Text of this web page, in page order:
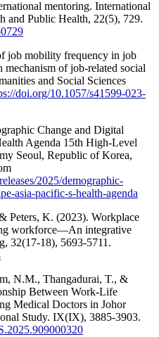
mentoring. International
and Public Health, 22(5), 729.
job mobility frequency in job
mechanism of job-related social
and Social Sciences
doi.org/10.1057/s41599-023-
Change and Digital
Agenda 15th High-Level
Seoul, Republic of Korea,
2025/demographic-
asia-pacific-s-health-agenda
Peters, K. (2023). Workplace
workforce—An integrative
32(17-18), 5693-5711.
N.M., Thangadurai, T., &
Between Work-Life
Medical Doctors in Johor
Study. IX(IX), 3885-3903.